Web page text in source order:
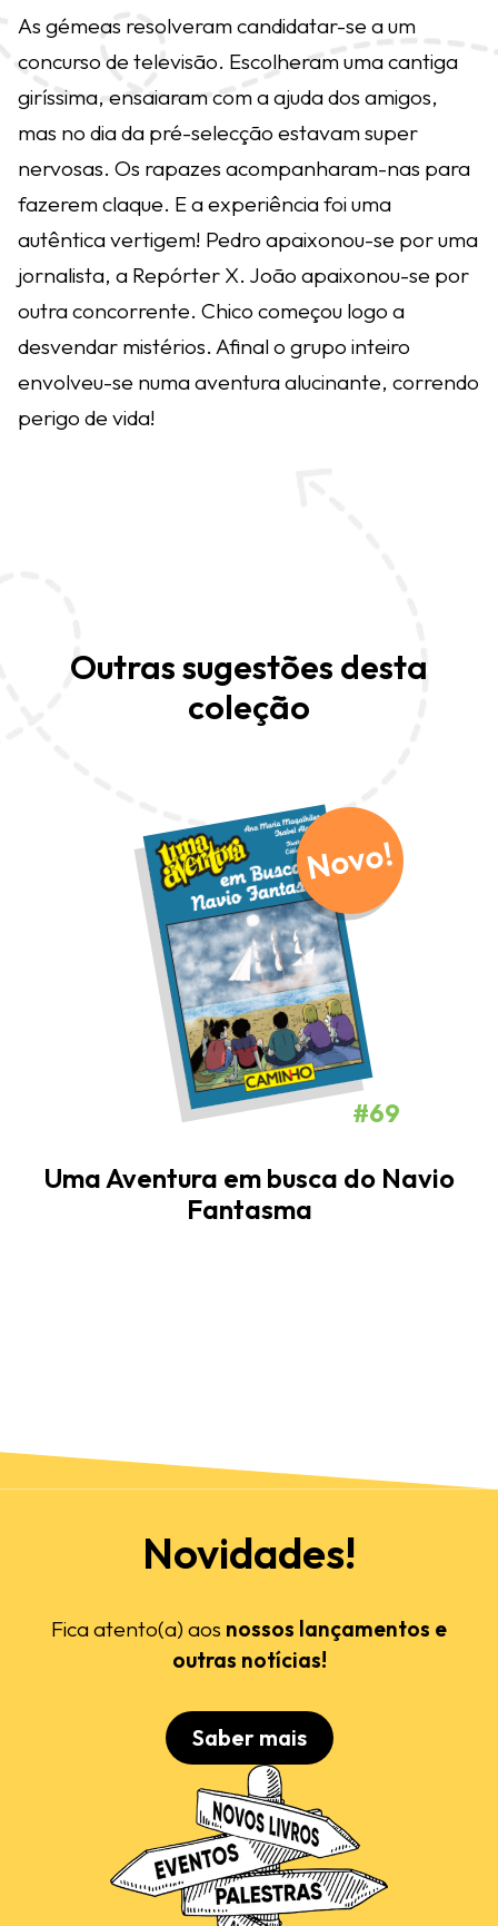
As gémeas resolveram candidatar-se a um
concurso de televisão. Escolheram uma cantiga
giríssima, ensaiaram com a ajuda dos amigos,
mas no dia da pré-selecção estavam super
nervosas. Os rapazes acompanharam-nas para
fazerem claque. E a experiência foi uma
autêntica vertigem! Pedro apaixonou-se por uma
jornalista, a Repórter X. João apaixonou-se por
outra concorrente. Chico começou logo a
desvendar mistérios. Afinal o grupo inteiro
envolveu-se numa aventura alucinante, correndo
perigo de vida!
Outras sugestões desta
coleção
#69
Novo!
Uma Aventura em busca do Navio
Fantasma
Novidades!
Fica atento(a) aos nossos lançamentos e
outras notícias!
Saber mais